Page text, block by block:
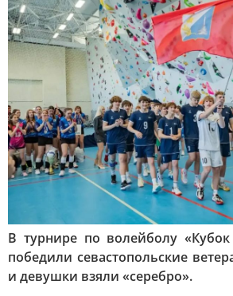
В турнире по волейболу «Кубок
победили севастопольские
и девушки взяли «серебро».